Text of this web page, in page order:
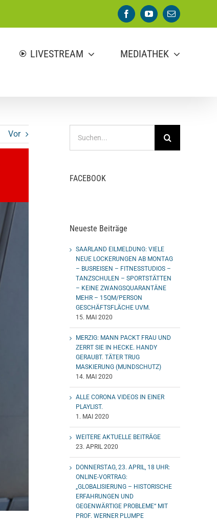
FacebookYouTube
E-
Mail
LIVESTREAM MEDIATHEK
Vor
nach:
FACEBOOK
Neueste Beiträge
SAARLAND EILMELDUNG: VIELE
NEUE LOCKERUNGEN AB MONTAG
– BUSREISEN – FITNESSTUDIOS –
TANZSCHULEN – SPORTSTÄTTEN
– KEINE ZWANGSQUARANTÄNE
MEHR – 15QM/PERSON
GESCHÄFTSFLÄCHE UVM.
15. MAI 2020
MERZIG: MANN PACKT FRAU UND
ZERRT SIE IN HECKE. HANDY
GERAUBT. TÄTER TRUG
MASKIERUNG (MUNDSCHUTZ)
14. MAI 2020
ALLE CORONA VIDEOS IN EINER
PLAYLIST.
1. MAI 2020
WEITERE AKTUELLE BEITRÄGE
23. APRIL 2020
DONNERSTAG, 23. APRIL, 18 UHR:
ONLINE-VORTRAG:
„GLOBALISIERUNG – HISTORISCHE
ERFAHRUNGEN UND
GEGENWÄRTIGE PROBLEME“ MIT
PROF. WERNER PLUMPE